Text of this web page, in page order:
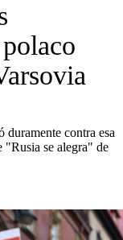
contra esa
"Rusia se alegra" de